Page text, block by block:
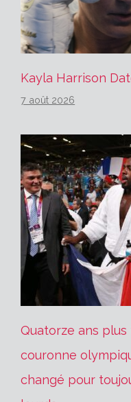
Kayla Harrison
7 août 2026
Quatorze ans
couronne
changé pour